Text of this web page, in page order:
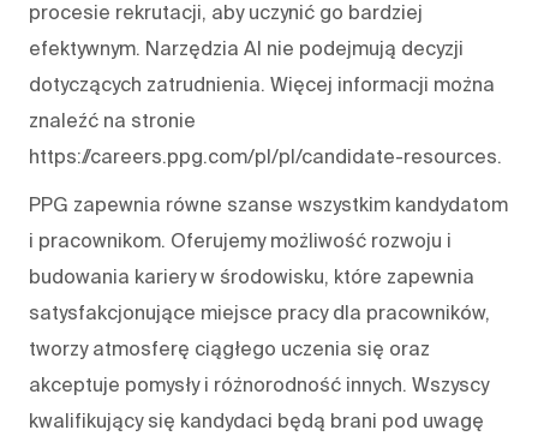
procesie rekrutacji, aby uczynić go bardziej
efektywnym. Narzędzia AI nie podejmują decyzji
dotyczących zatrudnienia. Więcej informacji można
znaleźć na stronie
https://careers.ppg.com/pl/pl/candidate-resources.
PPG zapewnia równe szanse wszystkim kandydatom
i pracownikom. Oferujemy możliwość rozwoju i
budowania kariery w środowisku, które zapewnia
satysfakcjonujące miejsce pracy dla pracowników,
tworzy atmosferę ciągłego uczenia się oraz
akceptuje pomysły i różnorodność innych. Wszyscy
kwalifikujący się kandydaci będą brani pod uwagę